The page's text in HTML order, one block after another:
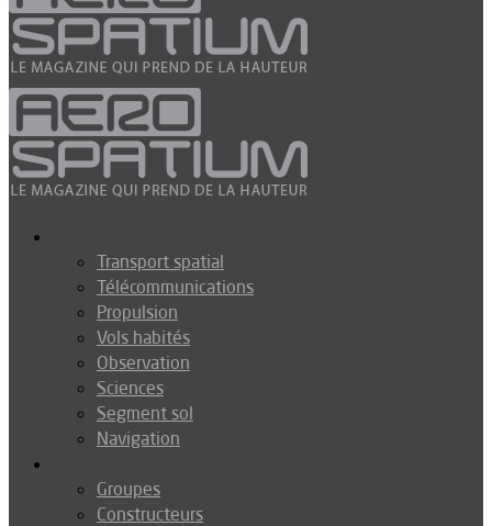
Transport spatial
Télécommunications
Propulsion
Vols habités
Observation
Sciences
Segment sol
Navigation
Groupes
Constructeurs